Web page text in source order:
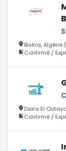
Biskra, Algérie
Confirmé /
Daïra El
Confirmé /